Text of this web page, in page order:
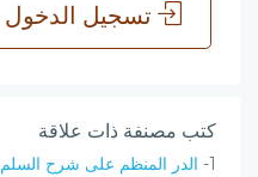
تسجيل الدخول
كتب مصنفة ذات علاقة
1- الدر المنظم على شرح السلم